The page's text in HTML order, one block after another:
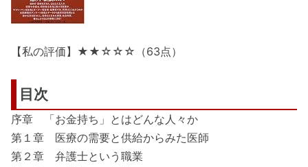
【私の評価】★★☆☆☆（63点）
目次
序章 「お金持ち」とはどんな人々か
第１章 医療の需要と供給からみた医師
第２章 弁護士という職業